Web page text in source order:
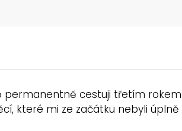
permanentně cestuji třetím
které mi ze začátku nebyli úplně